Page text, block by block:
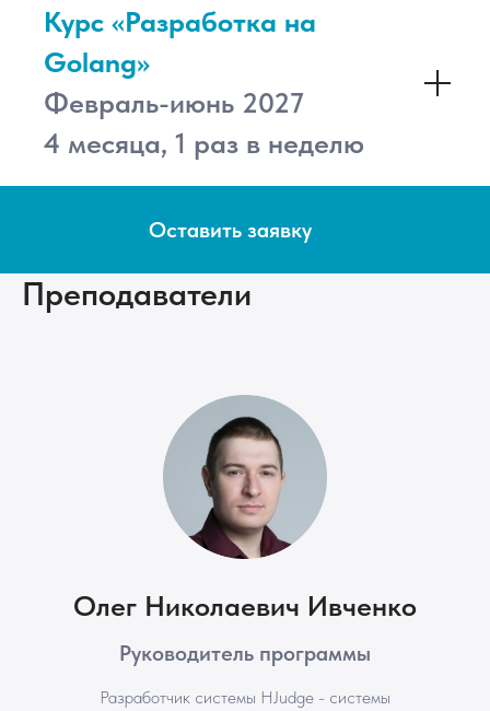
Курс «Разработка на
Golang»
Февраль-июнь 2027
4 месяца, 1 раз в неделю
Оставить заявку
Преподаватели
Олег Николаевич Ивченко
Руководитель программы
Разработчик системы HJudge - системы
Во время обучения команда
будет с вами на связи через
Телеграм-чат, вы не
останетесь один на один с
вопросами и сложными
задачами